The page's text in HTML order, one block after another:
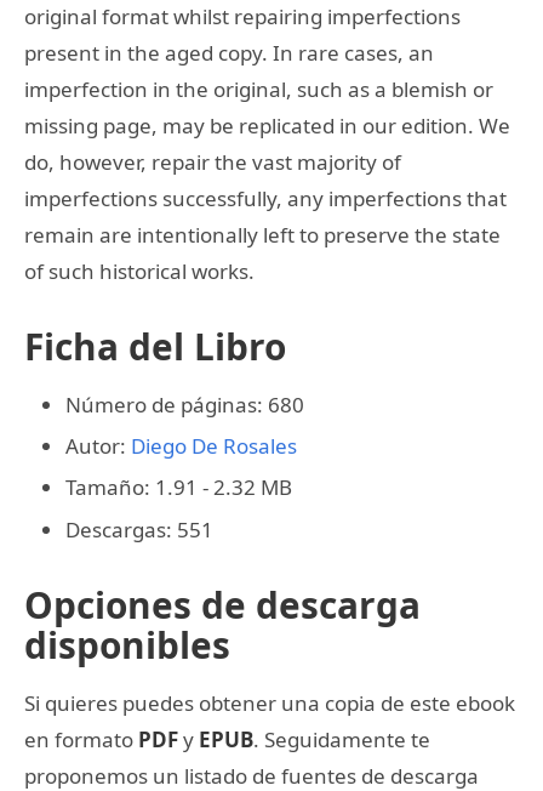
original format whilst repairing imperfections
present in the aged copy. In rare cases, an
imperfection in the original, such as a blemish or
missing page, may be replicated in our edition. We
do, however, repair the vast majority of
imperfections successfully, any imperfections that
remain are intentionally left to preserve the state
of such historical works.
Ficha del Libro
Número de páginas: 680
Autor: Diego De Rosales
Tamaño: 1.91 - 2.32 MB
Descargas: 551
Opciones de descarga
disponibles
Si quieres puedes obtener una copia de este ebook
en formato PDFy EPUB. Seguidamente te
proponemos un listado de fuentes de descarga